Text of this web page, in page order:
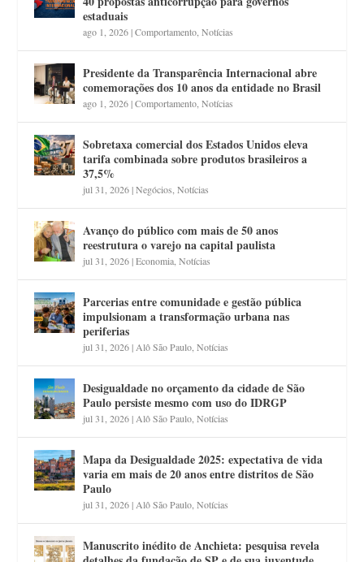
estaduais
ago 1, 2026|Comportamento ,Notícias
Presidente da Transparência Internacional abre
comemorações dos 10 anos da entidade no Brasil
ago 1, 2026|Comportamento ,Notícias
Sobretaxa comercial dos Estados Unidos eleva
tarifa combinada sobre produtos brasileiros a
37,5%
jul 31, 2026|Negócios ,Notícias
Avanço do público com mais de 50 anos
reestrutura o varejo na capital paulista
jul 31, 2026|Economia ,Notícias
Parcerias entre comunidade e gestão pública
impulsionam a transformação urbana nas
periferias
jul 31, 2026| Alô São Paulo ,Notícias
Desigualdade no orçamento da cidade de São
Paulo persiste mesmo com uso do IDRGP
jul 31, 2026| Alô São Paulo ,Notícias
Mapa da Desigualdade 2025: expectativa de vida
varia em mais de 20 anos entre distritos de São
Paulo
jul 31, 2026| Alô São Paulo ,Notícias
Manuscrito inédito de Anchieta: pesquisa revela